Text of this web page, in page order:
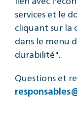
services et le
cliquant sur la
dans le menu
durabilité".
Questions et